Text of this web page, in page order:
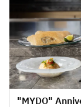
​​"MYDO"